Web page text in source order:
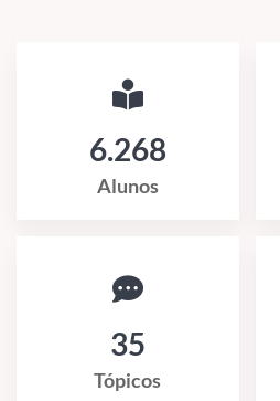
6.268
Alunos
35
Tópicos